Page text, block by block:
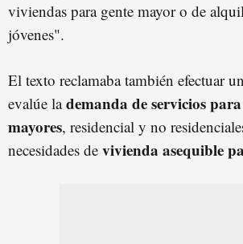
viviendas para gente mayor o de
jóvenes".
El texto reclamaba también efectuar
evalúe lademanda de servicios
mayores, residencial y no
necesidades de vivienda asequible